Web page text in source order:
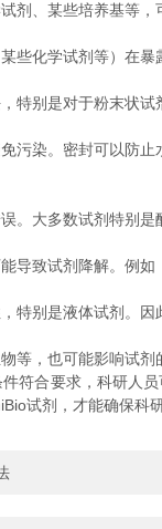
、某些培养基等，
化学试剂等）在暴
别是对于粉末状试
染。密封可以防止
大多数试剂特别是
致试剂降解。例如
别是液体试剂。因
，也可能影响试剂
合要求，科研人员
试剂，才能确保科